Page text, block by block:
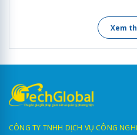
70mai M310 Plus 3K
Vietmap TS-C9P
70mai A500S
Xem
CÔNG TY TNHH DỊCH VỤ CÔNG